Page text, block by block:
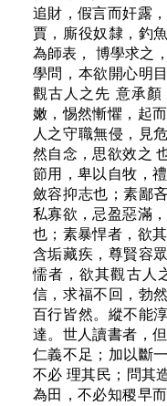
追財，假言而奸露
賈，廝役奴隸，釣
為師表， 博學求
學問，本欲開心明
觀古人之先 意承
嫩，惕然慚懼，起
人之守職無侵，見
然自念，思欲效之
節用，卑以自牧，
斂容抑志也；素鄙
私寡欲，忌盈惡滿
也；素暴悍者，欲
含垢藏疾，尊賢容
懦者，欲其觀古人
信，求福不回，勃
百行皆然。縱不能
達。世人讀書者，
仁義不足；加以斷
不必 理其民；問其
為田，不必知稷早